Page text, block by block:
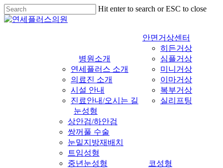
Skip
to
main
Hit enter to search or ESC to close
Close
병원소개
연세플러스 소개
의료진 소개
시설 안내
진료안내/오시는 길
안면거상센터
히든거상
심플거상
미니거상
이마거상
복부거상
실리프팅
눈성형
상안검/하안검
쌍꺼풀 수술
눈밑지방재배치
트임성형
중년눈성형
코성형